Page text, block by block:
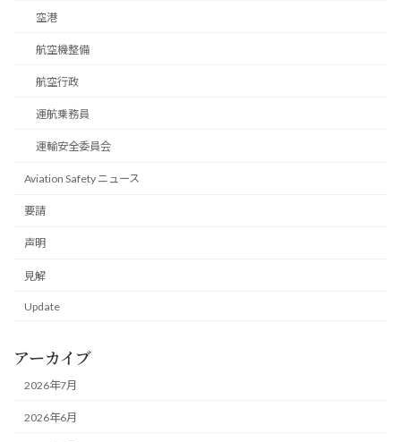
空港
航空機整備
航空行政
運航乗務員
運輸安全委員会
Aviation Safety ニュース
要請
声明
見解
Update
アーカイブ
2026年7月
2026年6月